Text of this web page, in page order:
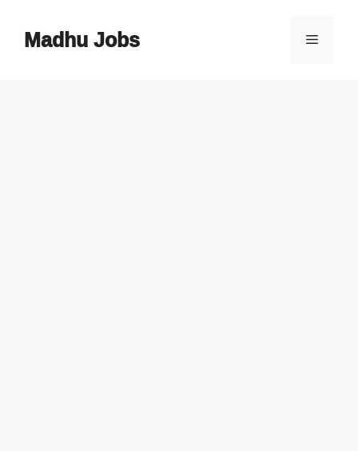
contentMadhu Jobs Menu